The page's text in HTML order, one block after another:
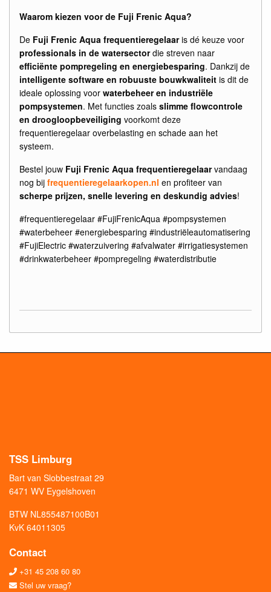
Waarom kiezen voor de Fuji Frenic Aqua?
De Fuji Frenic Aqua frequentieregelaaris dé keuze voor
professionals in de watersectordie streven naar
efficiënte pompregeling en energiebesparing. Dankzij de
intelligente software en robuuste bouwkwaliteit is dit de
ideale oplossing voor waterbeheer en industriële
pompsystemen. Met functies zoals slimme flowcontrole
en droogloopbeveiliging voorkomt deze
frequentieregelaar overbelasting en schade aan het
systeem.
Bestel jouw Fuji Frenic Aqua frequentieregelaarvandaag
nog bij frequentieregelaarkopen.nl en profiteer van
scherpe prijzen, snelle levering en deskundig advies!
#frequentieregelaar #FujiFrenicAqua #pompsystemen
#waterbeheer #energiebesparing #industriëleautomatisering
#FujiElectric #waterzuivering #afvalwater #irrigatiesystemen
#drinkwaterbeheer #pompregeling #waterdistributie
TSS Limburg
Bart van Slobbestraat 29
6471 WV Eygelshoven
BTW NL855487100B01
KvK 64011305
Contact
+31 45 208 60 80
Stel uw vraag?